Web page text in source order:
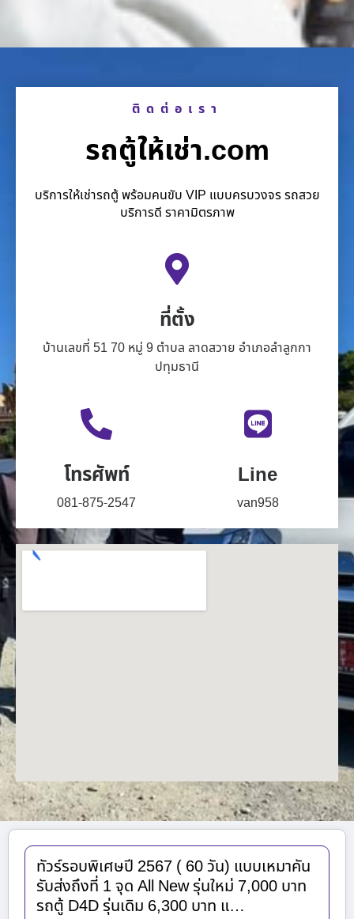
ติดต่อเรา
รถตู้ให้เช่า.com
บริการให้เช่ารถตู้ พร้อมคนขับ VIP แบบครบวงจร รถสวย
บริการดี ราคามิตรภาพ
ที่ตั้ง
บ้านเลขที่ 51 70 หมู่ 9 ตำบล ลาดสวาย อำเภอลำลูกกา
ปทุมธานี
โทรศัพท์
081-875-2547
Line
van958
ทัวร์รอบพิเศษปี 2567 ( 60 วัน) แบบเหมาคัน
รับส่งถึงที่ 1 จุด All New รุ่นใหม่ 7,000 บาท
รถตู้ D4D รุ่นเดิม 6,300 บาท แ…